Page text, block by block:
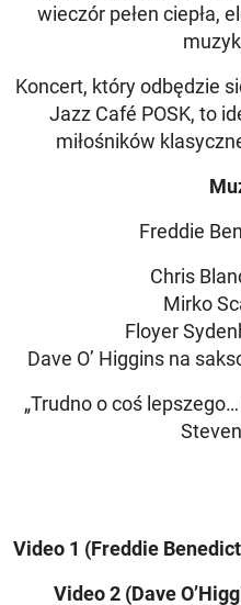
wieczór pełen ciepła,
Koncert, który odbędzie
Jazz Café POSK, to
miłośników
Freddie
Chris
Mirko
Floyer
Dave O’ Higgins na
„Trudno o coś
Video 1 (Freddie
Video 2 (Dave